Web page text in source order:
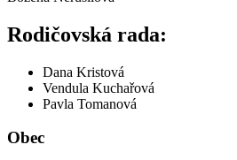
Rodičovská rada:
Dana Kristová
Vendula Kuchařová
Pavla Tomanová
Obec